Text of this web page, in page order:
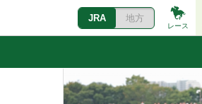
JRA 地方
レース